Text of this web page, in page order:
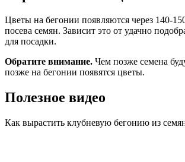
Цветы на бегонии появляются через 140-
посева семян. Зависит это от удачно
для посадки.
Обратите внимание. Чем позже семена
позже на бегонии появятся цветы.
Полезное видео
Как вырастить клубневую бегонию из